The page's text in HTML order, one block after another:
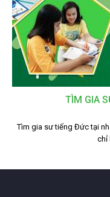
TÌM GIA
Tìm gia sư tiếng Đức tại
chỉ